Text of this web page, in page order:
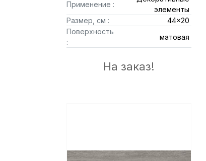
Применение :
элементы
Размер, см :
44x20
Поверхность
:
матовая
На заказ!